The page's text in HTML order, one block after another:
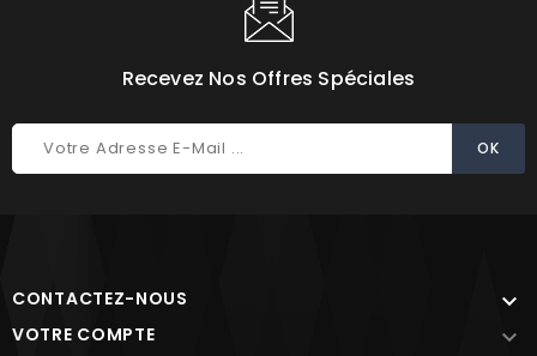
Recevez Nos Offres Spéciales
CONTACTEZ-NOUS 
VOTRE COMPTE 